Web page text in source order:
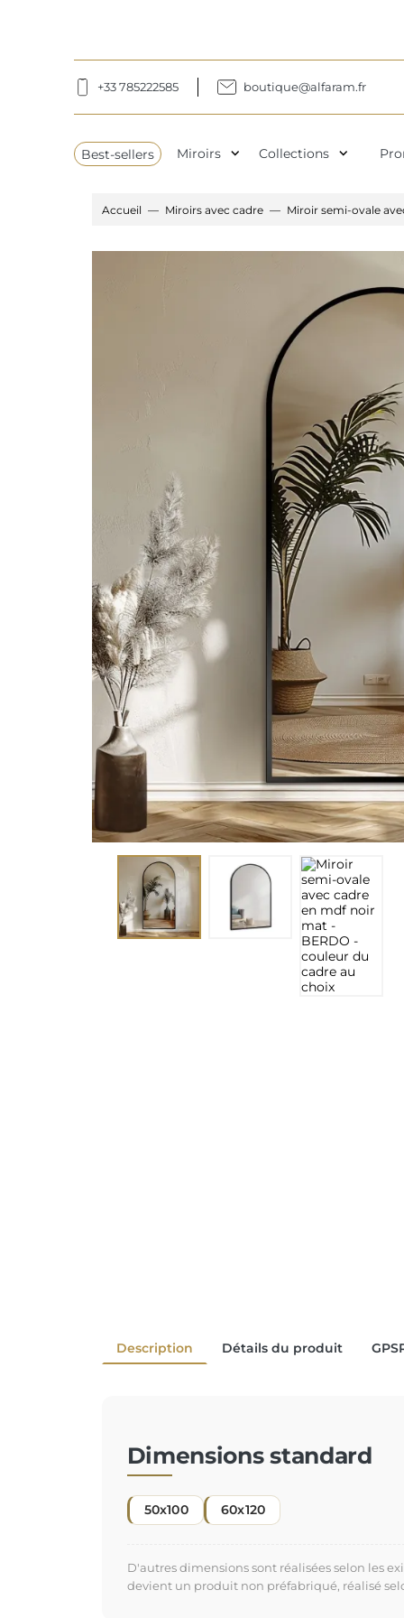
+33 785222585 boutique@alfaram.fr
Best-sellers Miroirs expand_more Collections expand_more
Accueil Miroirs avec cadre Miroir semi-ovale
Description Détails du produit
Dimensions standard
50x100 60x120
D'autres dimensions sont réalisées selon les
devient un produit non préfabriqué, réalisé